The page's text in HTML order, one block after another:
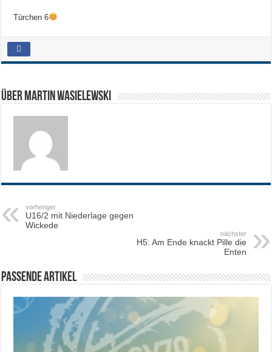
Türchen 6
Über Martin Wasielewski
vorheriger
U16/2 mit Niederlage gegen
Wickede
nächster
H5: Am Ende knackt Pille die
Enten
Passende Artikel